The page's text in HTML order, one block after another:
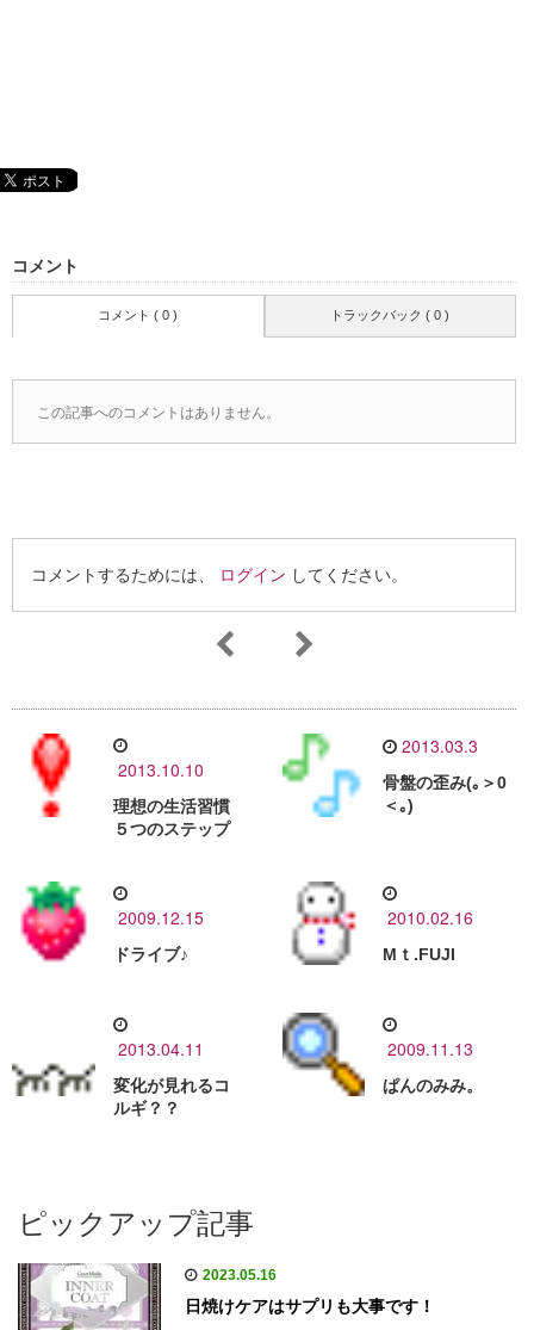
コメント
コメント ( 0 ) トラックバック ( 0 )
この記事へのコメントはありません。
コメントするためには、 ログイン してください。
2013.10.10
理想の生活習慣
５つのステップ
2013.03.3
骨盤の歪み(｡＞0
＜｡)
2009.12.15
ドライブ♪
2010.02.16
Mｔ.FUJI
2013.04.11
変化が見れるコ
ルギ？？
2009.11.13
ぱんのみみ。
ピックアップ記事
2023.05.16
日焼けケアはサプリも大事です！